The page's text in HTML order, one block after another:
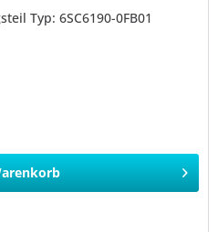
Typ: 6SC6190-0FB01